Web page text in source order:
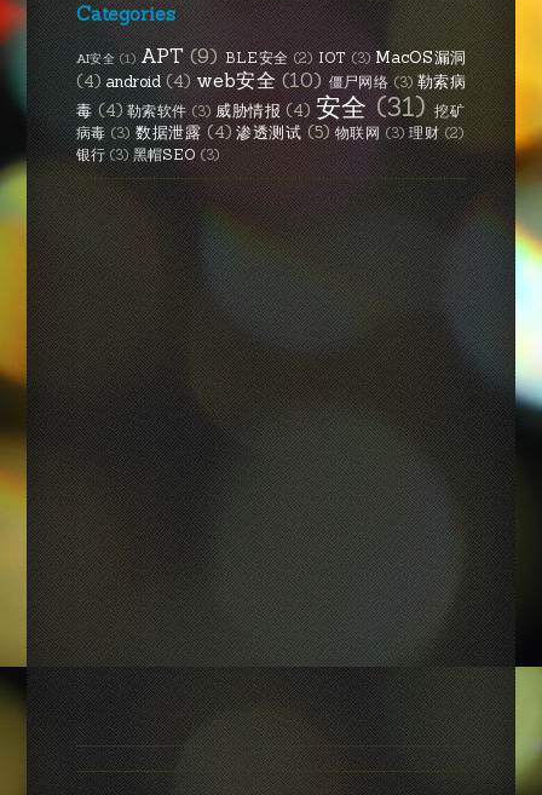
Categories
AI安全 (1) APT (9) BLE安全 (2) IOT (3) MacOS漏洞
(4) android (4) web安全 (10) 僵尸网络 (3) 勒索病
毒 (4) 勒索软件 (3) 威胁情报 (4) 安全 (31) 挖矿
病毒 (3) 数据泄露 (4) 渗透测试 (5) 物联网 (3) 理财 (2)
银行 (3) 黑帽SEO (3)